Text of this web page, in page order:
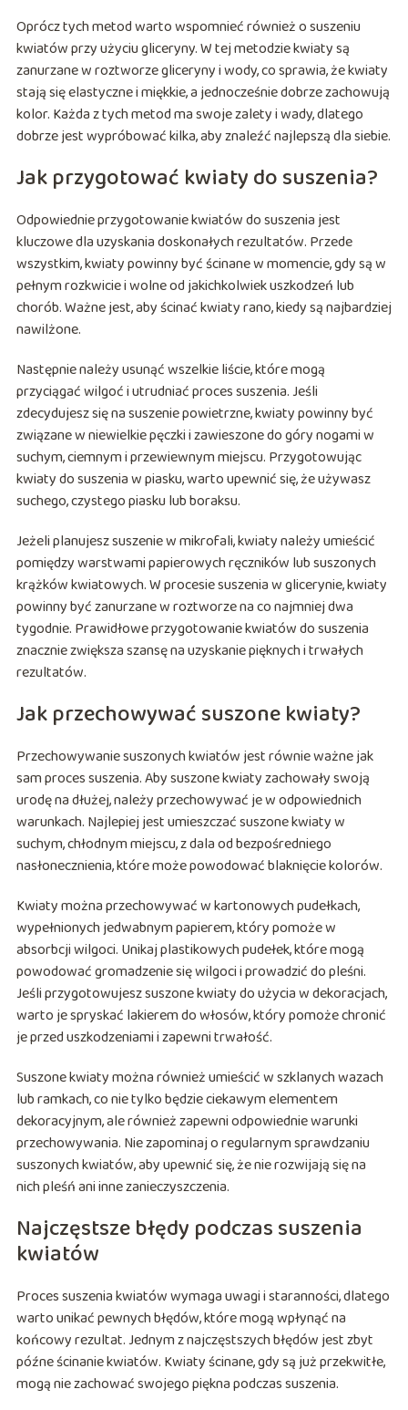
Oprócz tych metod warto wspomnieć również o suszeniu
kwiatów przy użyciu gliceryny. W tej metodzie kwiaty są
zanurzane w roztworze gliceryny i wody, co sprawia, że kwiaty
stają się elastyczne i miękkie, a jednocześnie dobrze zachowują
kolor. Każda z tych metod ma swoje zalety i wady, dlatego
dobrze jest wypróbować kilka, aby znaleźć najlepszą dla siebie.
Jak przygotować kwiaty do suszenia?
Odpowiednie przygotowanie kwiatów do suszenia jest
kluczowe dla uzyskania doskonałych rezultatów. Przede
wszystkim, kwiaty powinny być ścinane w momencie, gdy są w
pełnym rozkwicie i wolne od jakichkolwiek uszkodzeń lub
chorób. Ważne jest, aby ścinać kwiaty rano, kiedy są najbardziej
nawilżone.
Następnie należy usunąć wszelkie liście, które mogą
przyciągać wilgoć i utrudniać proces suszenia. Jeśli
zdecydujesz się na suszenie powietrzne, kwiaty powinny być
związane w niewielkie pęczki i zawieszone do góry nogami w
suchym, ciemnym i przewiewnym miejscu. Przygotowując
kwiaty do suszenia w piasku, warto upewnić się, że używasz
suchego, czystego piasku lub boraksu.
Jeżeli planujesz suszenie w mikrofali, kwiaty należy umieścić
pomiędzy warstwami papierowych ręczników lub suszonych
krążków kwiatowych. W procesie suszenia w glicerynie, kwiaty
powinny być zanurzane w roztworze na co najmniej dwa
tygodnie. Prawidłowe przygotowanie kwiatów do suszenia
znacznie zwiększa szansę na uzyskanie pięknych i trwałych
rezultatów.
Jak przechowywać suszone kwiaty?
Przechowywanie suszonych kwiatów jest równie ważne jak
sam proces suszenia. Aby suszone kwiaty zachowały swoją
urodę na dłużej, należy przechowywać je w odpowiednich
warunkach. Najlepiej jest umieszczać suszone kwiaty w
suchym, chłodnym miejscu, z dala od bezpośredniego
nasłonecznienia, które może powodować blaknięcie kolorów.
Kwiaty można przechowywać w kartonowych pudełkach,
wypełnionych jedwabnym papierem, który pomoże w
absorbcji wilgoci. Unikaj plastikowych pudełek, które mogą
powodować gromadzenie się wilgoci i prowadzić do pleśni.
Jeśli przygotowujesz suszone kwiaty do użycia w dekoracjach,
warto je spryskać lakierem do włosów, który pomoże chronić
je przed uszkodzeniami i zapewni trwałość.
Suszone kwiaty można również umieścić w szklanych wazach
lub ramkach, co nie tylko będzie ciekawym elementem
dekoracyjnym, ale również zapewni odpowiednie warunki
przechowywania. Nie zapominaj o regularnym sprawdzaniu
suszonych kwiatów, aby upewnić się, że nie rozwijają się na
nich pleśń ani inne zanieczyszczenia.
Najczęstsze błędy podczas suszenia
kwiatów
Proces suszenia kwiatów wymaga uwagi i staranności, dlatego
warto unikać pewnych błędów, które mogą wpłynąć na
końcowy rezultat. Jednym z najczęstszych błędów jest zbyt
późne ścinanie kwiatów. Kwiaty ścinane, gdy są już przekwitłe,
mogą nie zachować swojego piękna podczas suszenia.